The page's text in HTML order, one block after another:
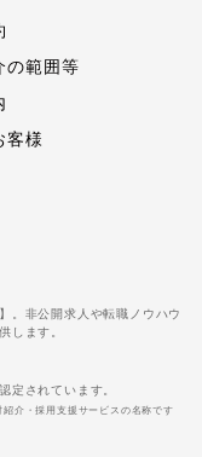
の範囲等
客様
。非公開求人や転職ノウハウ
します。
定されています。
介・採用支援サービスの名称です